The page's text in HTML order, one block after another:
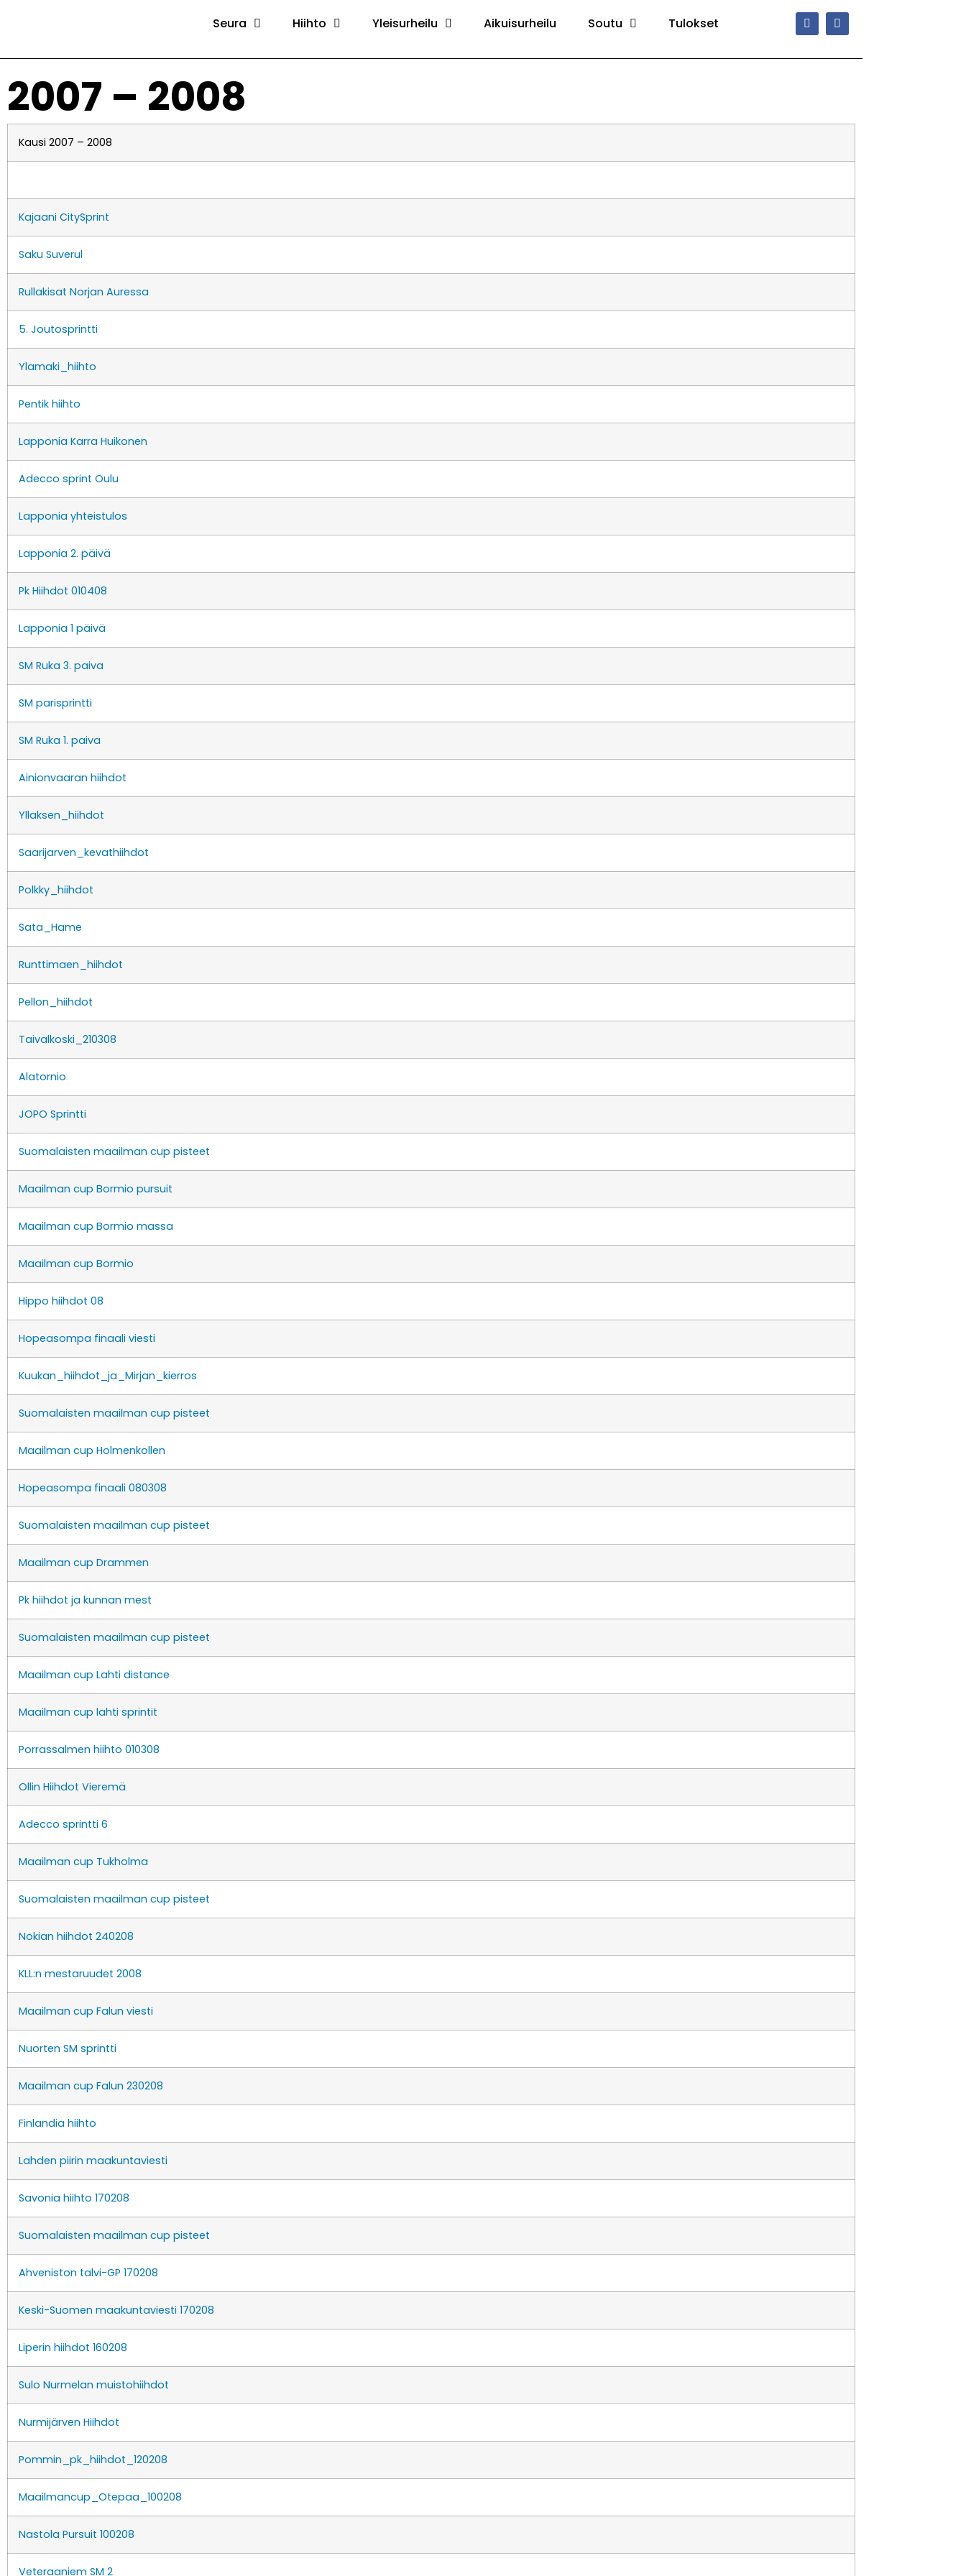
Seura Hiihto Yleisurheilu Aikuisurheilu Soutu Tulokset
2007 – 2008
Kausi 2007 – 2008
Kajaani CitySprint
Saku Suverul
Rullakisat Norjan Auressa
5. Joutosprintti
Ylamaki_hiihto
Pentik hiihto
Lapponia Karra Huikonen
Adecco sprint Oulu
Lapponia yhteistulos
Lapponia 2. päivä
Pk Hiihdot 010408
Lapponia 1 päivä
SM Ruka 3. paiva
SM parisprintti
SM Ruka 1. paiva
Ainionvaaran hiihdot
Yllaksen_hiihdot
Saarijarven_kevathiihdot
Polkky_hiihdot
Sata_Hame
Runttimaen_hiihdot
Pellon_hiihdot
Taivalkoski_210308
Alatornio
JOPO Sprintti
Suomalaisten maailman cup pisteet
Maailman cup Bormio pursuit
Maailman cup Bormio massa
Maailman cup Bormio
Hippo hiihdot 08
Hopeasompa finaali viesti
Kuukan_hiihdot_ja_Mirjan_kierros
Suomalaisten maailman cup pisteet
Maailman cup Holmenkollen
Hopeasompa finaali 080308
Suomalaisten maailman cup pisteet
Maailman cup Drammen
Pk hiihdot ja kunnan mest
Suomalaisten maailman cup pisteet
Maailman cup Lahti distance
Maailman cup lahti sprintit
Porrassalmen hiihto 010308
Ollin Hiihdot Vieremä
Adecco sprintti 6
Maailman cup Tukholma
Suomalaisten maailman cup pisteet
Nokian hiihdot 240208
KLL:n mestaruudet 2008
Maailman cup Falun viesti
Nuorten SM sprintti
Maailman cup Falun 230208
Finlandia hiihto
Lahden piirin maakuntaviesti
Savonia hiihto 170208
Suomalaisten maailman cup pisteet
Ahveniston talvi-GP 170208
Keski-Suomen maakuntaviesti 170208
Liperin hiihdot 160208
Sulo Nurmelan muistohiihdot
Nurmijärven Hiihdot
Pommin_pk_hiihdot_120208
Maailmancup_Otepaa_100208
Nastola Pursuit 100208
Veteraaniem SM 2